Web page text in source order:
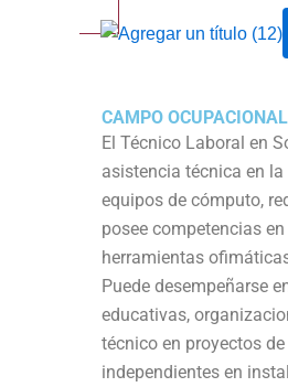
CAMPO OCUPACIONAL
El Técnico Laboral en
asistencia técnica en
equipos de cómputo,
posee competencias
herramientas
Puede desempeñarse
educativas,
técnico en proyectos
independientes en